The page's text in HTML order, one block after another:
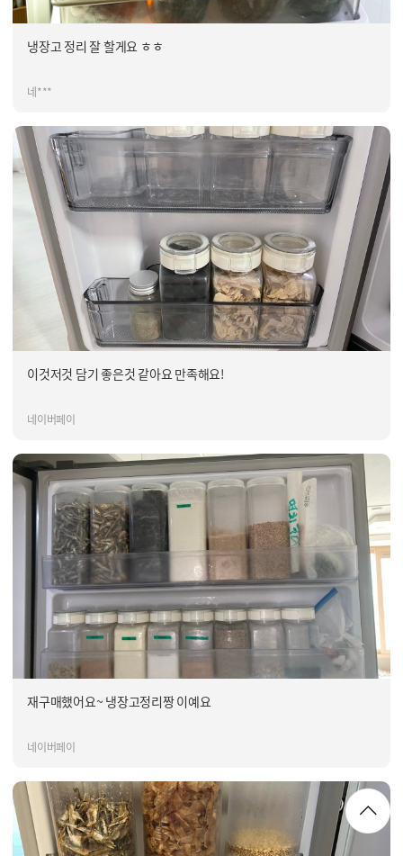
냉장고 정리 잘 할게요 ㅎㅎ
네***
이것저것 담기 좋은것 같아요 만족해요!
네이버페이
재구매했어요~ 냉장고정리짱 이예요
네이버페이